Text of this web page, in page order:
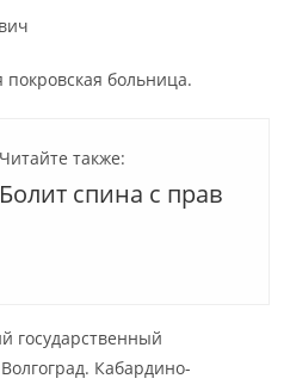
больница.
Читайте также:
Болит спина с прав
государственный
Кабардино-